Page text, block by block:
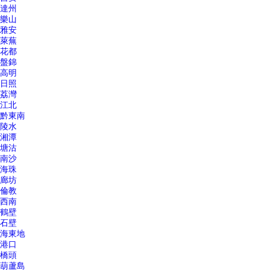
達州
樂山
雅安
萊蕪
花都
盤錦
高明
日照
荔灣
江北
黔東南
陵水
湘潭
塘沽
南沙
海珠
廊坊
倫教
西南
鶴壁
石壁
海東地
港口
橋頭
葫蘆島